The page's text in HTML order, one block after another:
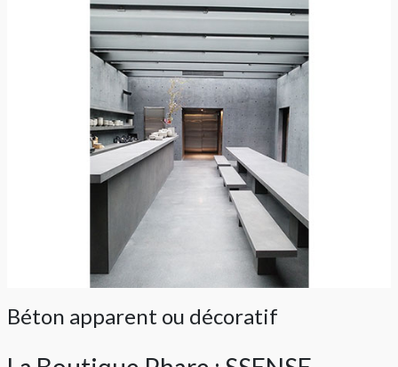
Béton apparent ou décoratif